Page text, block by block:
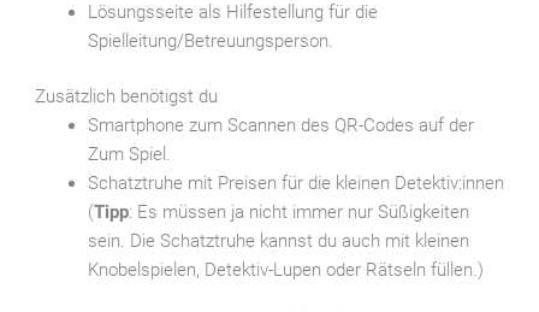
Lösungsseite als Hilfestellung für die
Spielleitung/Betreuungsperson.
Zusätzlich benötigst du
Smartphone zum Scannen des QR-Codes auf der
Zum Spiel.
Schatztruhe mit Preisen für die kleinen Detektiv:innen
(Tipp: Es müssen ja nicht immer nur Süßigkeiten
sein. Die Schatztruhe kannst du auch mit kleinen
Knobelspielen, Detektiv-Lupen oder Rätseln füllen.)